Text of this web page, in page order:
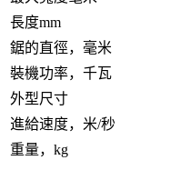
長度mm
鋸的直徑，毫米
裝機功率，千瓦
外型尺寸
進給速度，米/秒
重量，kg